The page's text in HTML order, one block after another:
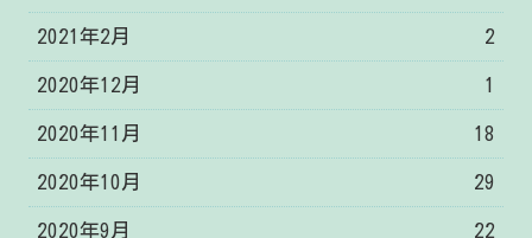
2021年2月 2
2020年12月 1
2020年11月 18
2020年10月 29
2020年9月 22